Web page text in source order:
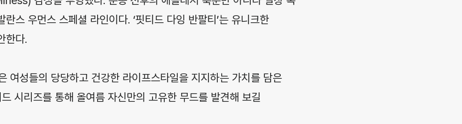
스 우먼스 스페셜 라인이다. ‘핏티드 다잉 반팔티’는 유니크한
한다.
여성들의 당당하고 건강한 라이프스타일을 지지하는 가치를 담은
시리즈를 통해 올여름 자신만의 고유한 무드를 발견해 보길